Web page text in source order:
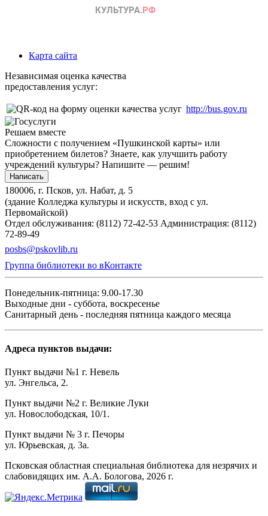
Карта сайта
Независимая оценка качества
предоставления услуг:
http://bus.gov.ru
Решаем вместе
Сложности с получением «Пушкинской карты» или
приобретением билетов? Знаете, как улучшить работу
учреждений культуры? Напишите — решим!
Написать
180006, г. Псков, ул. Набат, д. 5
(здание Колледжа культуры и искусств, вход с ул.
Первомайской)
Отдел обслуживания: (8112) 72-42-53 Администрация: (8112)
72-89-49
posbs@pskovlib.ru
Группа библиотеки во вКонтакте
Понедельник-пятница: 9.00-17.30
Выходные дни - суббота, воскресенье
Санитарный день - последняя пятница каждого месяца
Адреса пунктов выдачи:
Пункт выдачи №1 г. Невель
ул. Энгельса, 2.
Пункт выдачи №2 г. Великие Луки
ул. Новослободская, 10/1.
Пункт выдачи № 3 г. Печоры
ул. Юрьевская, д. 3а.
Псковская областная специальная библиотека для незрячих и
слабовидящих им. А.А. Бологова, 2026 г.